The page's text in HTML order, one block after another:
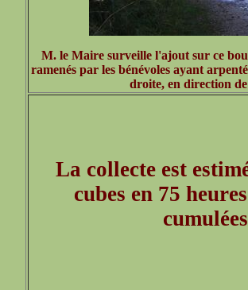
M. le Maire surveille l'ajout sur ce
ramenés par les bénévoles ayant
droite, en direction
La collecte est
cubes en 75